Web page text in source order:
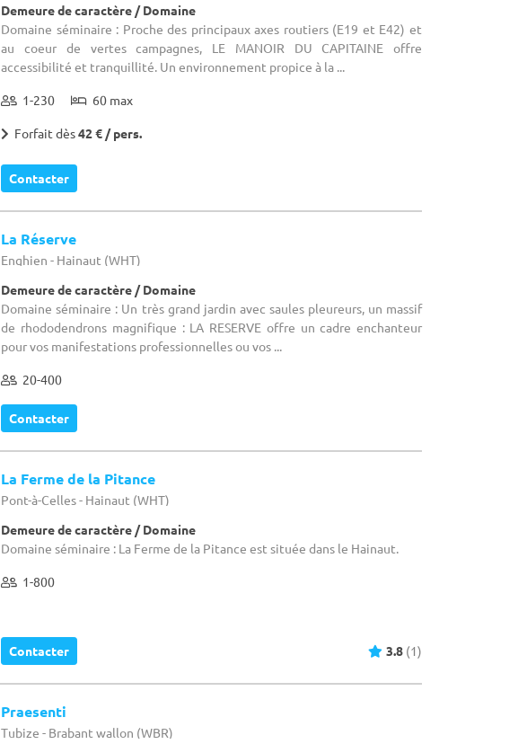
Demeure de caractère / Domaine
Domaine séminaire : Proche des principaux axes routiers (E19 et E42) et
au coeur de vertes campagnes, LE MANOIR DU CAPITAINE offre
accessibilité et tranquillité. Un environnement propice à la ...
1-230 60 max
Forfait dès42 € / pers.
Contacter
La Réserve
Enghien - Hainaut (WHT)
Demeure de caractère / Domaine
Domaine séminaire : Un très grand jardin avec saules pleureurs, un massif
de rhododendrons magnifique : LA RESERVE offre un cadre enchanteur
pour vos manifestations professionnelles ou vos ...
20-400
Contacter
La Ferme de la Pitance
Pont-à-Celles - Hainaut (WHT)
Demeure de caractère / Domaine
Domaine séminaire : La Ferme de la Pitance est située dans le Hainaut.
1-800
Contacter 3.8 (1)
Praesenti
Tubize - Brabant wallon (WBR)